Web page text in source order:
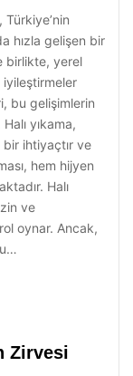
Türkiye’nin
hızla gelişen bir
birlikte, yerel
bu gelişimlerin
yıkama,
bir ihtiyaçtır ve
hem hijyen
Halı
ve
oynar. Ancak,
Zirvesi